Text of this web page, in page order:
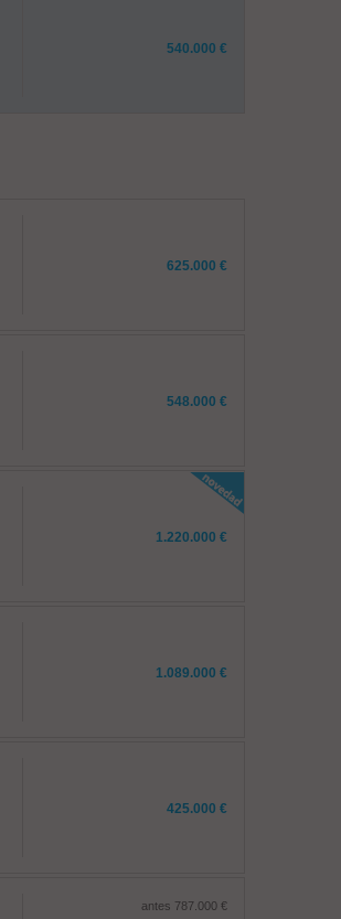
540.000 €
625.000 €
548.000 €
1.220.000 €
1.089.000 €
425.000 €
antes 787.000 €